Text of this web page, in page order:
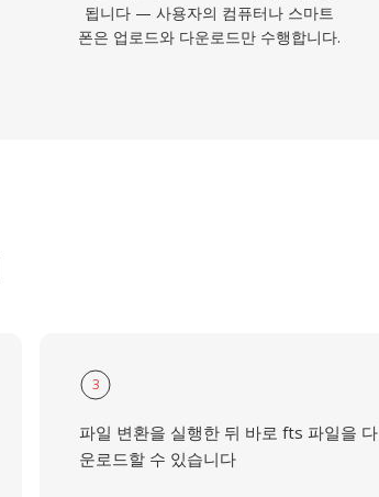
됩니다 — 사용자의 컴퓨터나 스마트
폰은 업로드와 다운로드만 수행합니다.
3
파일 변환을 실행한 뒤 바로 fts 파일을 다
운로드할 수 있습니다